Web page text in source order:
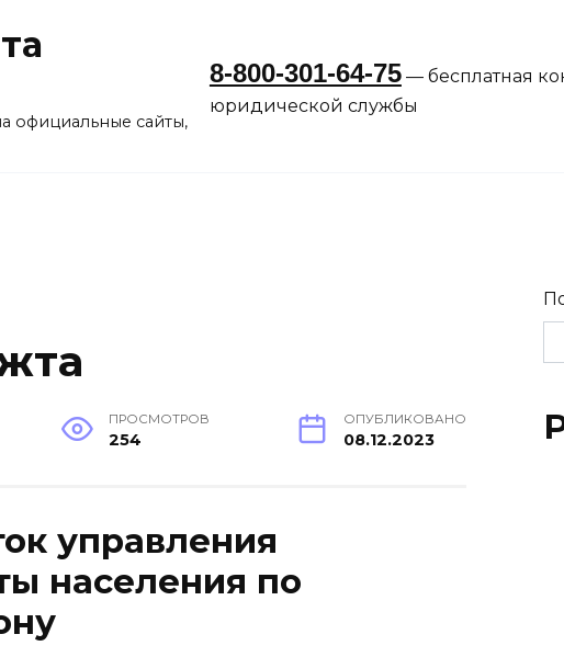
официальные сайты,
8-800-301-64-75— бесплатная
юридической службы
ПРОСМОТРОВ
254
ОПУБЛИКОВАНО
08.12.2023
управления
населения по